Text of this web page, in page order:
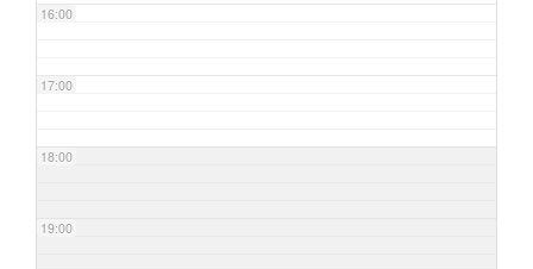
16:00
17:00
18:00
19:00